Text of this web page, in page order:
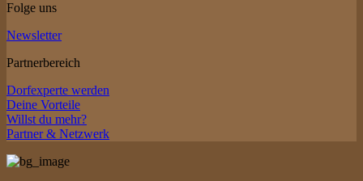
Folge uns
Newsletter
Partnerbereich
Dorfexperte werden
Deine Vorteile
Willst du mehr?
Partner & Netzwerk